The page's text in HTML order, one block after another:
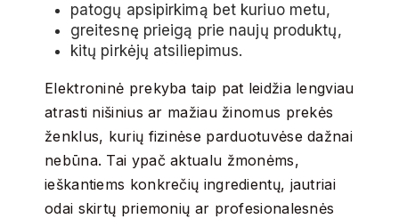
patogų apsipirkimą bet kuriuo metu,
greitesnę prieigą prie naujų produktų,
kitų pirkėjų atsiliepimus.
Elektroninė prekyba taip pat leidžia lengviau
atrasti nišinius ar mažiau žinomus prekės
ženklus, kurių fizinėse parduotuvėse dažnai
nebūna. Tai ypač aktualu žmonėms,
ieškantiems konkrečių ingredientų, jautriai
odai skirtų priemonių ar profesionalesnės